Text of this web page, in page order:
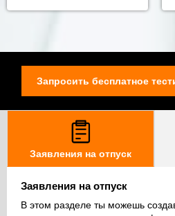
Запросить бесплатное
Заявления на отпуск
Заявления на отпуск
В этом разделе ты можешь